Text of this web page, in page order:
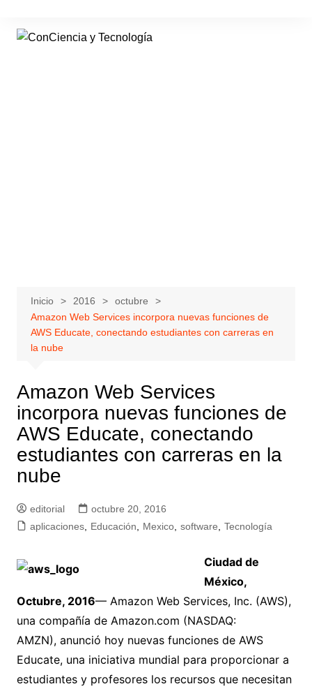
contenido
Inicio 2016
octubre
Amazon Web Services incorpora nuevas funciones de
AWS Educate, conectando estudiantes con carreras en
la nube
Amazon Web Services
incorpora nuevas funciones de
AWS Educate, conectando
estudiantes con carreras en la
nube
editorial
octubre 20, 2016
aplicaciones, Educación, Mexico, software, Tecnología
Ciudad de
México,
Octubre, 2016— Amazon Web Services, Inc. (AWS),
una compañía de Amazon.com (NASDAQ:
AMZN), anunció hoy nuevas funciones de AWS
Educate, una iniciativa mundial para proporcionar a
estudiantes y profesores los recursos que necesitan